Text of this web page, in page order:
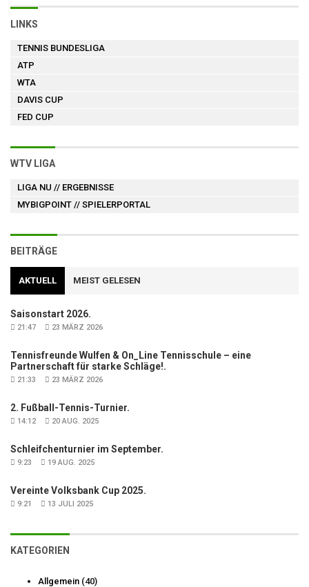
LINKS
TENNIS BUNDESLIGA
ATP
WTA
DAVIS CUP
FED CUP
WTV LIGA
LIGA NU // ERGEBNISSE
MYBIGPOINT // SPIELERPORTAL
BEITRÄGE
AKTUELL MEIST GELESEN
Saisonstart 2026.
21:47 23 MÄRZ 2026
Tennisfreunde Wulfen & On_Line Tennisschule – eine
Partnerschaft für starke Schläge!.
21:33 23 MÄRZ 2026
2. Fußball-Tennis-Turnier.
14:12 20 AUG. 2025
Schleifchenturnier im September.
9:23 19 AUG. 2025
Vereinte Volksbank Cup 2025.
9:21 13 JULI 2025
KATEGORIEN
Allgemein (40)